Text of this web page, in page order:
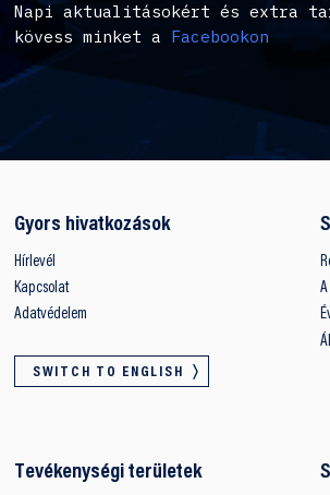
Napi aktualitásokért és extra
kövess minket a Facebookon
Gyors hivatkozások
Hírlevél
Kapcsolat
Adatvédelem
SWITCH TO ENGLISH
Tevékenységi területek